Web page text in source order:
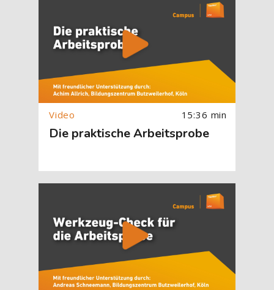
15:36 min
Die praktische Arbeitsprobe
[Cocoon] About (Text with Image) überspringen